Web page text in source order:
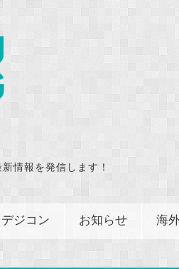
情報を発信します！
デジコン お知らせ 海